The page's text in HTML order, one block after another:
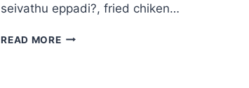
seivathu eppadi?, fried chiken…
READ MOREஎண்ணையில்